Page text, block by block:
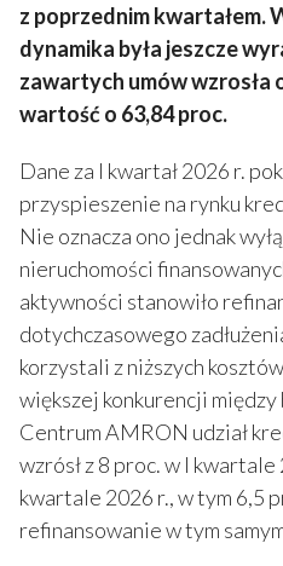
z poprzednim kwartałem.
dynamika była jeszcze
zawartych umów wzrosła
wartość o 63,84 proc.
Dane za I kwartał 2026 r.
przyspieszenie na rynku
Nie oznacza ono jednak
nieruchomości
aktywności stanowiło
dotychczasowego
korzystali z niższych
większej konkurencji między
Centrum AMRON udział
wzrósł z 8 proc. w I kwartale
kwartale 2026 r., w tym 6,5
refinansowanie w tym